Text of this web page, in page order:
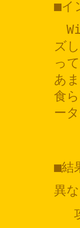
■イ
ズ
っ
あ
食
ー
■結
異